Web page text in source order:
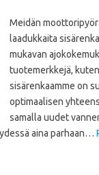
Meidän
laadukkaita
mukavan
tuotemerkkejä,
sisärenkaamme on
optimaalisen
samalla uudet
aina parhaan…